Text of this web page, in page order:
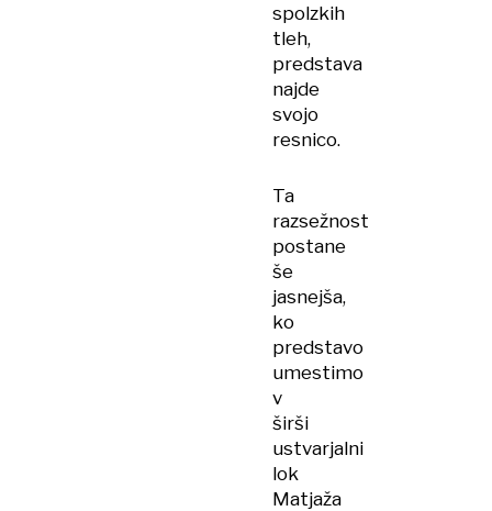
spolzkih
tleh,
predstava
najde
svojo
resnico.
Ta
razsežnost
postane
še
jasnejša,
ko
predstavo
umestimo
v
širši
ustvarjalni
lok
Matjaža